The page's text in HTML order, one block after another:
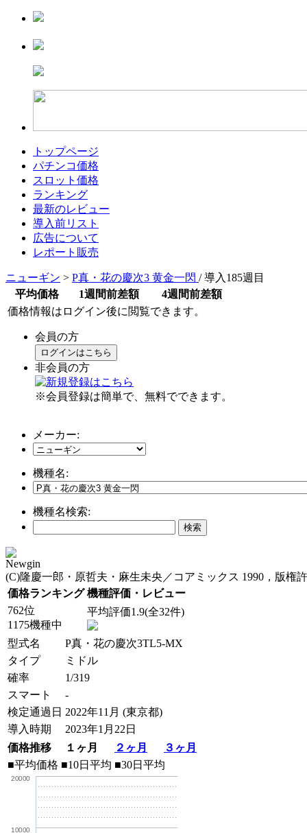
トップページ
パチンコ価格
スロット価格
ランキング
最新のレビュー
導入前リスト
広告について
レポート販売
ニューギン > P真・花の慶次3 黄金一閃 / 導入185週目
平均価格
1週間前差額
4週間前差額
価格情報はログイン後に閲覧できます。
会員の方
ログインはこちら
非会員の方
※会員登録は簡単で、無料でできます。
メーカー:
機種名:
機種名検索:
Newgin
(C)隆慶一郎・原哲夫・麻生未央／コアミックス 1990，版権
価格ランキング 機種評価・レビュー
762位
1175機種中
平均評価1.9(全32件)
型式名
P真・花の慶次3TL5-MX
タイプ
ミドル
確率
1/319
スマート
-
検定通過日 2022年11月 (東京都)
導入時期
2023年1月22日
価格推移 １ヶ月
２ヶ月
３ヶ月
■平均価格 ■10日平均 ■30日平均
10000
20000